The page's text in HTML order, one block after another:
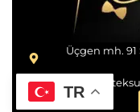
Üçgen mh.
TR